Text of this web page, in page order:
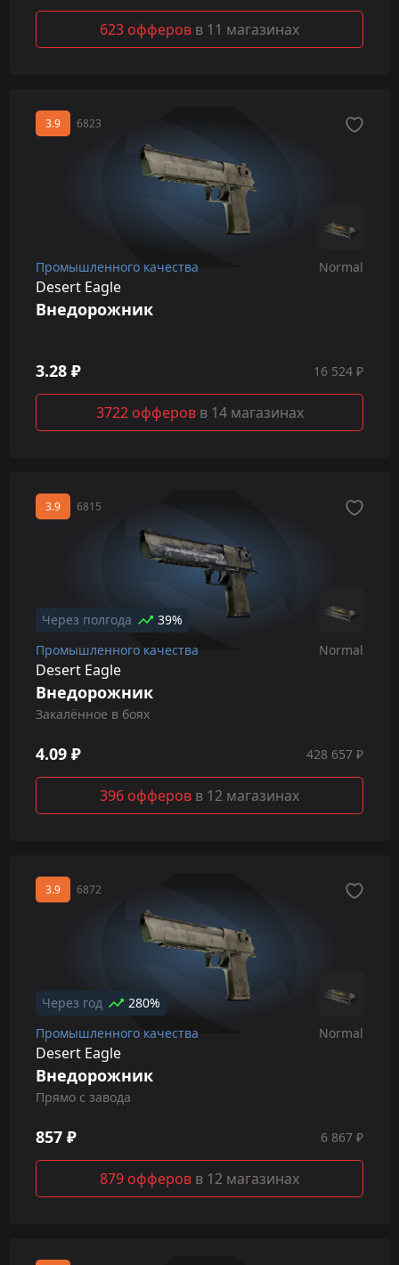
623 офферов в 11 магазинах
3.9 6823
Промышленного качества Normal
Desert Eagle
Внедорожник
3.28 ₽ 16 524 ₽
3722 офферов в 14 магазинах
3.9 6815
Через полгода
39%
Промышленного качества
Normal
Desert Eagle
Внедорожник
Закалённое в боях
4.09 ₽ 428 657 ₽
396 офферов в 12 магазинах
3.9 6872
Через год
280%
Промышленного качества
Normal
Desert Eagle
Внедорожник
Прямо с завода
857 ₽ 6 867 ₽
879 офферов в 12 магазинах